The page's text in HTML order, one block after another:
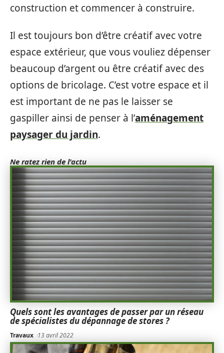
construction et commencer à construire.
Il est toujours bon d’être créatif avec votre
espace extérieur, que vous vouliez dépenser
beaucoup d’argent ou être créatif avec des
options de bricolage. C’est votre espace et il
est important de ne pas le laisser se
gaspiller ainsi de penser à l’aménagement
paysager du jardin.
Ne ratez rien de l'actu
Quels sont les avantages de passer par un réseau
de spécialistes du dépannage de stores ?
Travaux 13 avril 2022